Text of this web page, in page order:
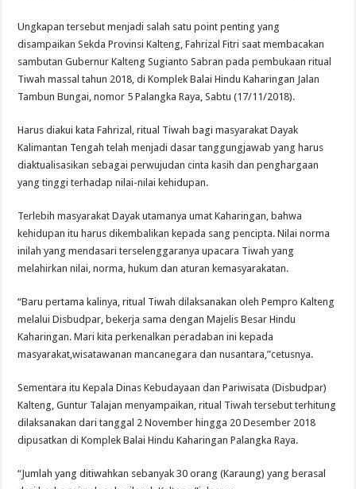
Ungkapan tersebut menjadi salah satu point penting yang
disampaikan Sekda Provinsi Kalteng, Fahrizal Fitri saat membacakan
sambutan Gubernur Kalteng Sugianto Sabran pada pembukaan ritual
Tiwah massal tahun 2018, di Komplek Balai Hindu Kaharingan Jalan
Tambun Bungai, nomor 5 Palangka Raya, Sabtu (17/11/2018).
Harus diakui kata Fahrizal, ritual Tiwah bagi masyarakat Dayak
Kalimantan Tengah telah menjadi dasar tanggungjawab yang harus
diaktualisasikan sebagai perwujudan cinta kasih dan penghargaan
yang tinggi terhadap nilai-nilai kehidupan.
Terlebih masyarakat Dayak utamanya umat Kaharingan, bahwa
kehidupan itu harus dikembalikan kepada sang pencipta. Nilai norma
inilah yang mendasari terselenggaranya upacara Tiwah yang
melahirkan nilai, norma, hukum dan aturan kemasyarakatan.
“Baru pertama kalinya, ritual Tiwah dilaksanakan oleh Pempro Kalteng
melalui Disbudpar, bekerja sama dengan Majelis Besar Hindu
Kaharingan. Mari kita perkenalkan peradaban ini kepada
masyarakat,wisatawanan mancanegara dan nusantara,”cetusnya.
Sementara itu Kepala Dinas Kebudayaan dan Pariwisata (Disbudpar)
Kalteng, Guntur Talajan menyampaikan, ritual Tiwah tersebut terhitung
dilaksanakan dari tanggal 2 November hingga 20 Desember 2018
dipusatkan di Komplek Balai Hindu Kaharingan Palangka Raya.
“Jumlah yang ditiwahkan sebanyak 30 orang (Karaung) yang berasal